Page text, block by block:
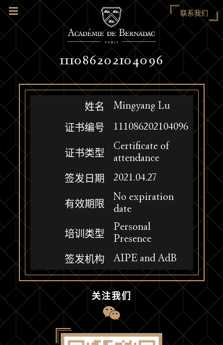
联系我们
111086202104096
姓名 Mingyang Lu
证书编号 111086202104096
证书类型
Certificate of
attendance
签发日期 2021.04.27
有效期限
No expiration
date
培训类型
Personal
Presence
签发机构 AIPE and AdB
关注我们